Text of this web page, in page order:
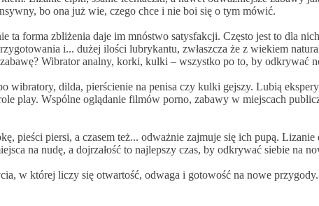
bo ona już wie, czego chce i nie boi się o tym mówić.
ta forma zbliżenia daje im mnóstwo satysfakcji. Często jest to dla
i... dużej ilości lubrykantu, zwłaszcza że z wiekiem
Wibrator analny, korki, kulki – wszystko po to, by odkrywać
wibratory, dilda, pierścienie na penisa czy kulki gejszy. Lubią
play. Wspólne oglądanie filmów porno, zabawy w miejscach
pieści piersi, a czasem też... odważnie zajmuje się ich pupą.
na nudę, a dojrzałość to najlepszy czas, by odkrywać siebie na
w której liczy się otwartość, odwaga i gotowość na nowe